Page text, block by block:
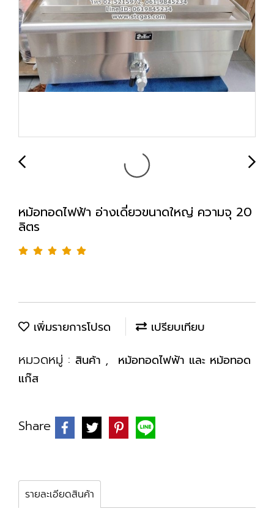
หม้อทอดไฟฟ้า อ่างเดี่ยวขนาดใหญ่ ความจุ 20
ลิตร
เพิ่มรายการโปรด เปรียบเทียบ
หมวดหมู่ : สินค้า ,
หม้อทอดไฟฟ้า และ หม้อทอด
แก๊ส
Share
รายละเอียดสินค้า